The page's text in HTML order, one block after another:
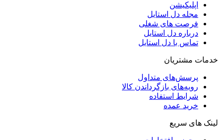
اپلیکیشن
مجله دل استایل
فرصت های شغلی
درباره دل استایل
تماس با دل استایل
خدمات مشتریان
پرسش‌های متداول
رویه‌های بازگرداندن کالا
شرایط استفاده
خرید عمده
لینک های سریع